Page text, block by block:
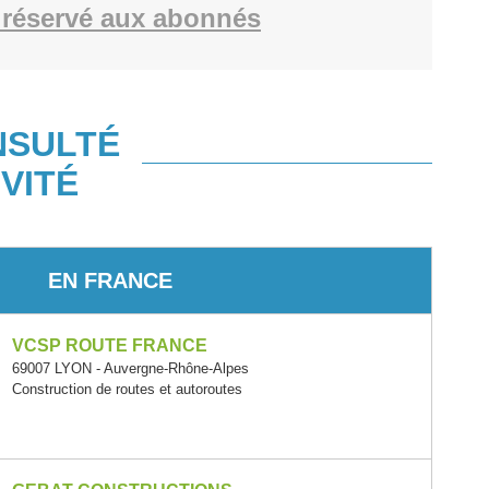
aux abonnés
EN FRANCE
VCSP ROUTE FRANCE
69007 LYON - Auvergne-Rhône-Alpes
Construction de routes et autoroutes